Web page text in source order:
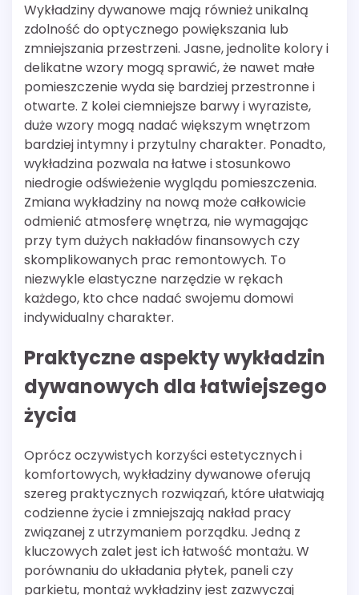
Wykładziny dywanowe mają również unikalną
zdolność do optycznego powiększania lub
zmniejszania przestrzeni. Jasne, jednolite kolory i
delikatne wzory mogą sprawić, że nawet małe
pomieszczenie wyda się bardziej przestronne i
otwarte. Z kolei ciemniejsze barwy i wyraziste,
duże wzory mogą nadać większym wnętrzom
bardziej intymny i przytulny charakter. Ponadto,
wykładzina pozwala na łatwe i stosunkowo
niedrogie odświeżenie wyglądu pomieszczenia.
Zmiana wykładziny na nową może całkowicie
odmienić atmosferę wnętrza, nie wymagając
przy tym dużych nakładów finansowych czy
skomplikowanych prac remontowych. To
niezwykle elastyczne narzędzie w rękach
każdego, kto chce nadać swojemu domowi
indywidualny charakter.
Praktyczne aspekty wykładzin
dywanowych dla łatwiejszego
życia
Oprócz oczywistych korzyści estetycznych i
komfortowych, wykładziny dywanowe oferują
szereg praktycznych rozwiązań, które ułatwiają
codzienne życie i zmniejszają nakład pracy
związanej z utrzymaniem porządku. Jedną z
kluczowych zalet jest ich łatwość montażu. W
porównaniu do układania płytek, paneli czy
parkietu, montaż wykładziny jest zazwyczaj